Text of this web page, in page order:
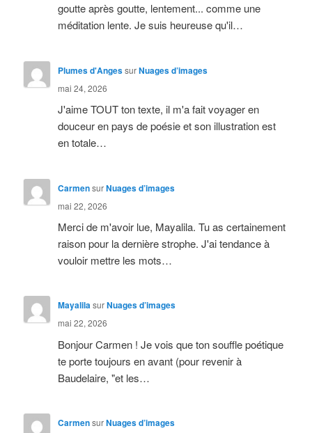
goutte après goutte, lentement... comme une
méditation lente. Je suis heureuse qu'il…
Plumes d'AngessurNuages d’images
mai 24, 2026
J'aime TOUT ton texte, il m'a fait voyager en
douceur en pays de poésie et son illustration est
en totale…
CarmensurNuages d’images
mai 22, 2026
Merci de m'avoir lue, Mayalila. Tu as certainement
raison pour la dernière strophe. J'ai tendance à
vouloir mettre les mots…
MayalilasurNuages d’images
mai 22, 2026
Bonjour Carmen ! Je vois que ton souffle poétique
te porte toujours en avant (pour revenir à
Baudelaire, "et les…
CarmensurNuages d’images